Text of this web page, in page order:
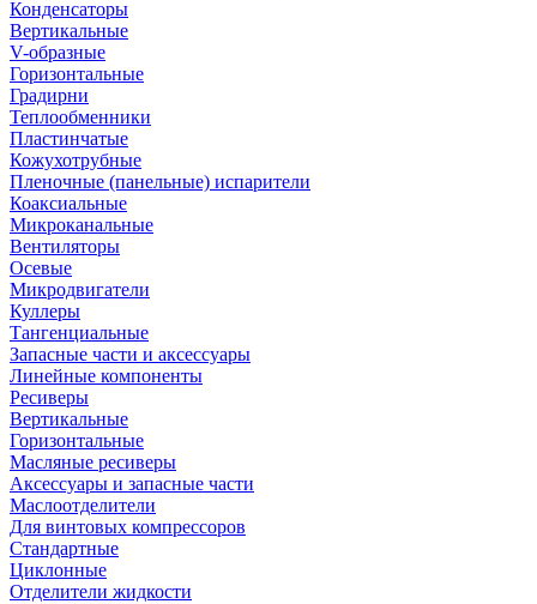
Конденсаторы
Вертикальные
V-образные
Горизонтальные
Градирни
Теплообменники
Пластинчатые
Кожухотрубные
Пленочные (панельные) испарители
Коаксиальные
Микроканальные
Вентиляторы
Осевые
Микродвигатели
Куллеры
Тангенциальные
Запасные части и аксессуары
Линейные компоненты
Ресиверы
Вертикальные
Горизонтальные
Масляные ресиверы
Аксессуары и запасные части
Маслоотделители
Для винтовых компрессоров
Стандартные
Циклонные
Отделители жидкости